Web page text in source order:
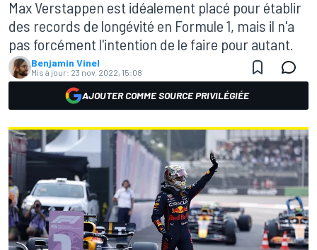
Max Verstappen est idéalement placé pour établir
des records de longévité en Formule 1, mais il n'a
pas forcément l'intention de le faire pour autant.
Benjamin Vinel
Mis à jour: 23 nov. 2022, 15:08
AJOUTER COMME SOURCE PRIVILÉGIÉE